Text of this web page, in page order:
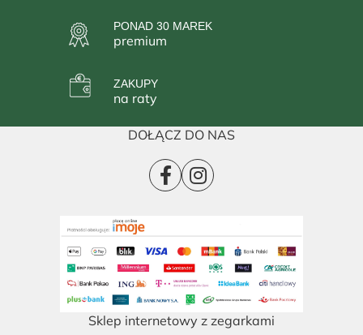
PONAD 30 MAREK
premium
ZAKUPY
na raty
DOŁĄCZ DO NAS
Sklep internetowy z zegarkami